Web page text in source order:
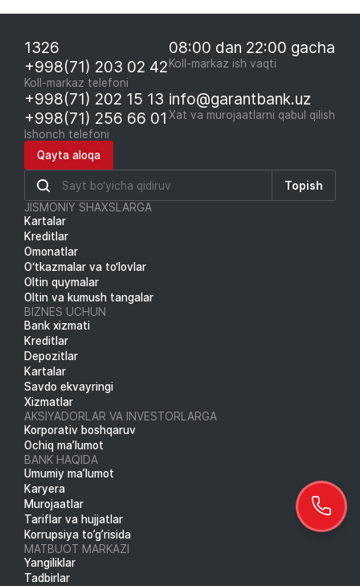
1326
+998(71) 203 02 42
Koll-markaz telefoni
08:00 dan 22:00 gacha
Koll-markaz ish vaqti
+998(71) 202 15 13
+998(71) 256 66 01
Ishonch telefoni
info@garantbank.uz
Xat va murojaatlarni qabul qilish
Qayta aloqa
Topish
JISMONIY SHAXSLARGA
Kartalar
Kreditlar
Omonatlar
O‘tkazmalar va to‘lovlar
Oltin quymalar
Oltin va kumush tangalar
BIZNES UCHUN
Bank xizmati
Kreditlar
Depozitlar
Kartalar
Savdo ekvayringi
Xizmatlar
AKSIYADORLAR VA INVESTORLARGA
Korporativ boshqaruv
Ochiq ma’lumot
BANK HAQIDA
Umumiy ma’lumot
Karyera
Murojaatlar
Tariflar va hujjatlar
Korrupsiya to’g’risida
MATBUOT MARKAZI
Yangiliklar
Tadbirlar